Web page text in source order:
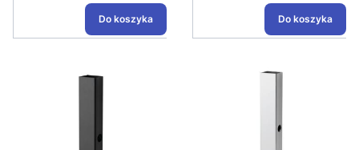
Do koszyka Do koszyka